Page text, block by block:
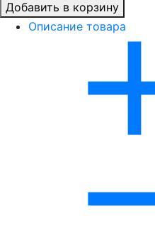
Добавить в корзину
Описание товара